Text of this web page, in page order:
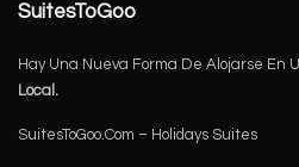
SuitesToGoo
Hay Una Nueva Forma De Alojarse En
Local.
SuitesToGoo.Com – Holidays Suites